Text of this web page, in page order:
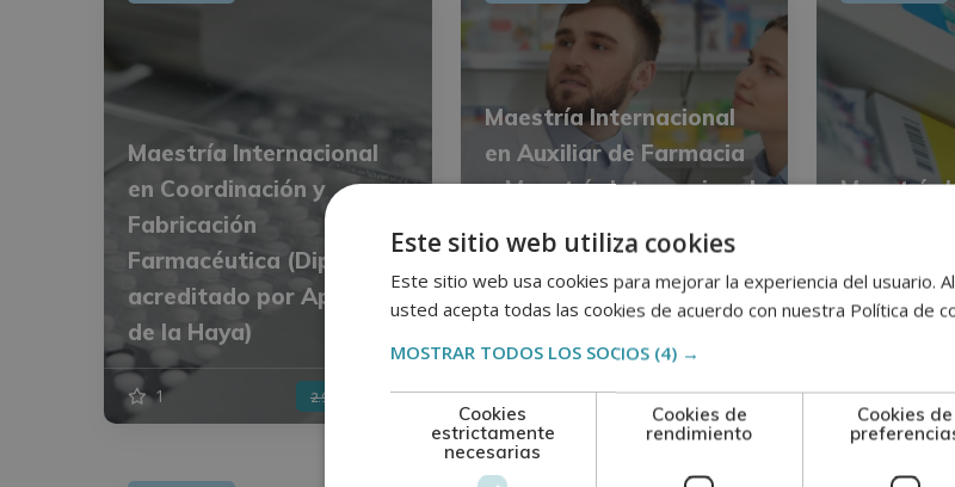
Maestría Internacional
en Coordinación y
Fabricación
Farmacéutica (Diploma
acreditado por Apostilla
de la Haya)
1 2.976$ 744$
Maestría Internacional
en Auxiliar de Farmacia
+ Maestría Internacional
Parafarmacia (Diplomas
Acreditados por
0 2.976$ 744$
Maestría
(Diploma
1
Este sitio web utiliza cookies
Este sitio web usa cookies para mejorar la experiencia del usuario.
usted acepta todas las cookies de acuerdo con nuestra Política de
MOSTRAR TODOS LOS SOCIOS (4) →
Cookies
estrictamente
necesarias
Cookies de
rendimiento
Cookies de